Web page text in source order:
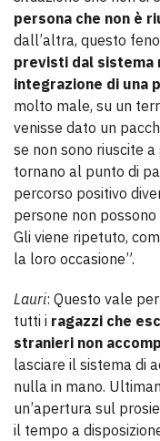
persona che non è
dall’altra, questo
previsti dal sistema
integrazione di una
molto male, su un
venisse dato un
se non sono riuscite
tornano al punto di
percorso positivo
persone non
Gli viene ripetuto,
la loro occasione”.
Lauri: Questo vale
tutti i ragazzi che
stranieri non
lasciare il sistema di
nulla in mano.
un’apertura sul
il tempo a